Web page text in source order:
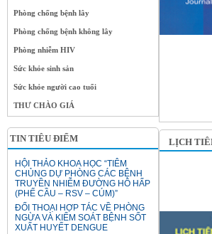
Phòng chống bệnh lây
Phòng chống bệnh không lây
Phòng nhiễm HIV
Sức khỏe sinh sản
Sức khỏe người cao tuổi
THƯ CHÀO GIÁ
TIN TIÊU ĐIỂM
HỘI THẢO KHOA HỌC “TIÊM
CHỦNG DỰ PHÒNG CÁC BỆNH
TRUYỀN NHIỄM ĐƯỜNG HÔ HẤP
(PHẾ CẦU – RSV – CÚM)”
ĐỐI THOẠI HỢP TÁC VỀ PHÒNG
NGỪA VÀ KIỂM SOÁT BỆNH SỐT
XUẤT HUYẾT DENGUE
LỊCH